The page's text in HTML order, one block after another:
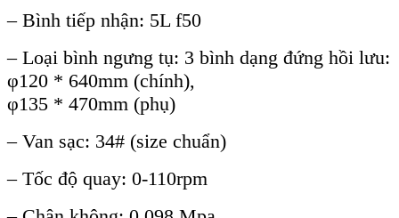
– Bình tiếp nhận: 5L f50
– Loại bình ngưng tụ: 3 bình dạng đứng hồi lưu:
φ120 * 640mm (chính),
φ135 * 470mm (phụ)
– Van sạc: 34# (size chuẩn)
– Tốc độ quay: 0-110rpm